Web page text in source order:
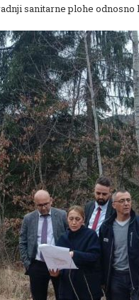
sanitarne plohe odnosno